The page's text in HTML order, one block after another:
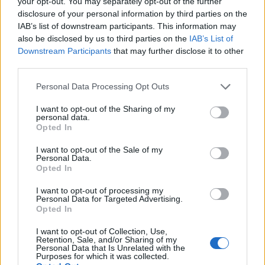
disclosure of your personal information by third parties on the
IAB’s list of downstream participants. This information may
also be disclosed by us to third parties on the IAB’s List of
Downstream Participants that may further disclose it to other
Personal Data Processing Opt Outs
I want to opt-out of the Sharing of my
personal data.
Opted In
I want to opt-out of the Sale of my
Personal Data.
Opted In
I want to opt-out of processing my
Personal Data for Targeted Advertising.
Opted In
I want to opt-out of Collection, Use,
Retention, Sale, and/or Sharing of my
Personal Data that Is Unrelated with the
Purposes for which it was collected.
Comentari:
Deseu el meu nom, el correu electrònic i el lloc web en
aquest navegador per a la propera vegada que comenti.